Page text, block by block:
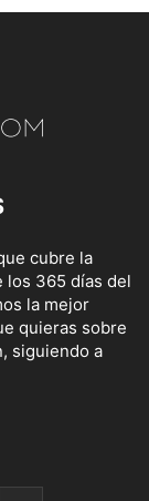
cubre la
los 365 días del
la mejor
quieras sobre
siguiendo a